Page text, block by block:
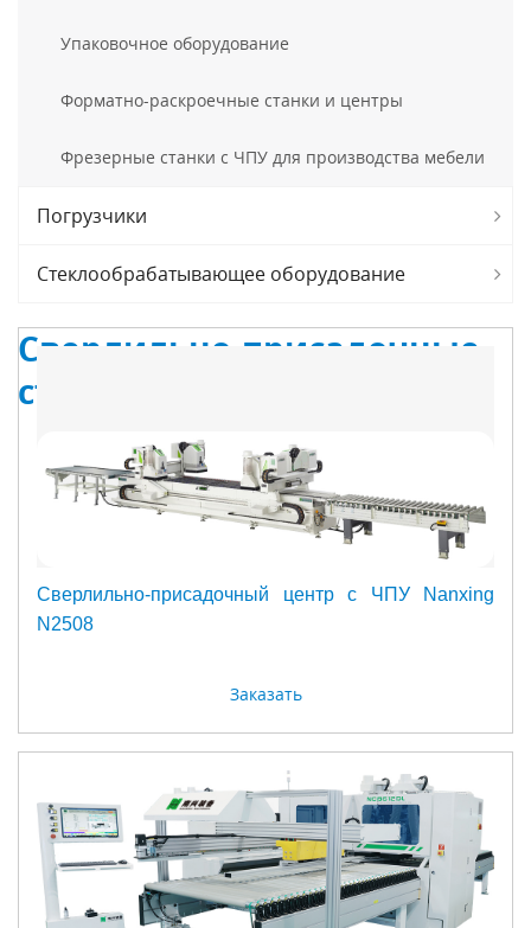
Упаковочное оборудование
Форматно-раскроечные станки и центры
Фрезерные станки с ЧПУ для производства мебели
Погрузчики
Стеклообрабатывающее оборудование
Сверлильно-присадочные
станки с ЧПУ
Сверлильно-присадочный центр с ЧПУ Nanxing
N2508
Заказать